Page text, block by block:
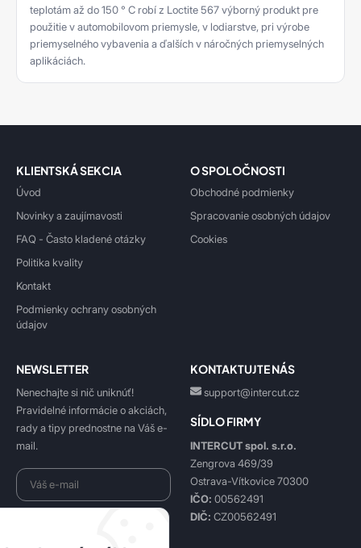
teplotám až do 150 ° C robí z Loctite 567 výborný produkt pre
použitie v automobilovom priemysle, v lodiarstve, pri výrobe
priemyselného vybavenia a ďalších v náročných priemyselných
aplikáciách.
KLIENTSKÁ SEKCIA
Úvod
Novinky a zaujímavosti
FAQ - Často kladené otázky
Politika kvality
Kontakt
Podmienky ochrany osobných
údajov
O SPOLOČNOSTI
Obchodné podmienky
Spracovanie osobných údajov
Cookies
NEWSLETTER
Nenechajte si nič uniknúť!
Pravidelné informácie o akciách,
rady a tipy prednostne na Váš e-
mail.
KONTAKTUJTE NÁS
support@intercut.cz
SÍDLO FIRMY
INTERCUT spol. s.r.o.
Zengrova 469/39
Ostrava-Vítkovice 70300
IČO: 00562491
DIČ: CZ00562491